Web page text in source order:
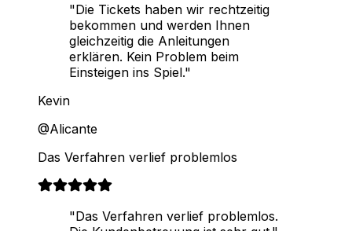
"Die Tickets haben wir rechtzeitig
bekommen und werden Ihnen
gleichzeitig die Anleitungen
erklären. Kein Problem beim
Einsteigen ins Spiel."
Kevin
@Alicante
Das Verfahren verlief problemlos
"Das Verfahren verlief problemlos.